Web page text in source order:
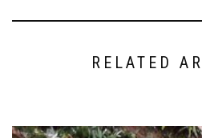
RELATED